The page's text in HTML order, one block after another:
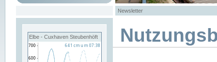
Newsletter
Elbe - Cuxhaven Steubenhöft